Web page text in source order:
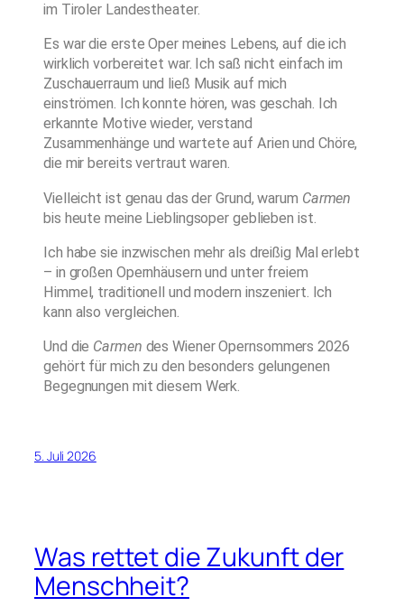
im Tiroler Landestheater.
Es war die erste Oper meines Lebens, auf die ich
wirklich vorbereitet war. Ich saß nicht einfach im
Zuschauerraum und ließ Musik auf mich
einströmen. Ich konnte hören, was geschah. Ich
erkannte Motive wieder, verstand
Zusammenhänge und wartete auf Arien und Chöre,
die mir bereits vertraut waren.
Vielleicht ist genau das der Grund, warum Carmen
bis heute meine Lieblingsoper geblieben ist.
Ich habe sie inzwischen mehr als dreißig Mal erlebt
– in großen Opernhäusern und unter freiem
Himmel, traditionell und modern inszeniert. Ich
kann also vergleichen.
Und die Carmen des Wiener Opernsommers 2026
gehört für mich zu den besonders gelungenen
Begegnungen mit diesem Werk.
5. Juli 2026
Was rettet die Zukunft der
Menschheit?